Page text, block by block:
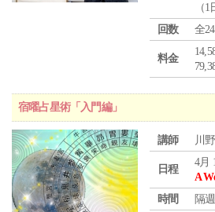
（
回数
全
料金
宿曜占星術「入門編」
講師 川
日程
4月
A
時間
隔